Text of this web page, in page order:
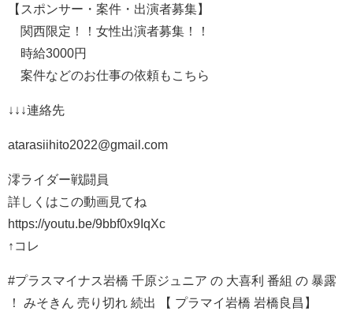
【スポンサー・案件・出演者募集】
関西限定！！女性出演者募集！！
時給3000円
案件などのお仕事の依頼もこちら
↓↓↓連絡先
atarasiihito2022@gmail.com
澪ライダー戦闘員
詳しくはこの動画見てね
https://youtu.be/9bbf0x9IqXc
↑コレ
#プラスマイナス岩橋 千原ジュニア の 大喜利 番組 の 暴露
！ みそきん 売り切れ 続出 【 プラマイ岩橋 岩橋良昌】